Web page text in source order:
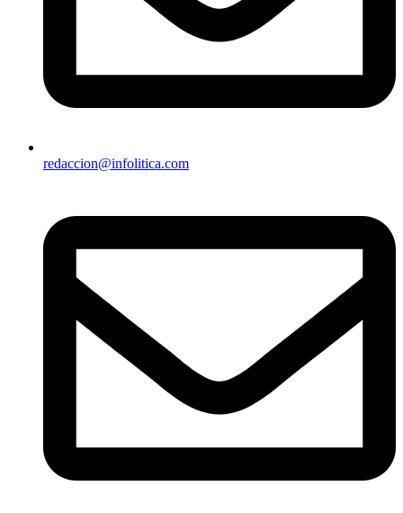
redaccion@infolitica.com